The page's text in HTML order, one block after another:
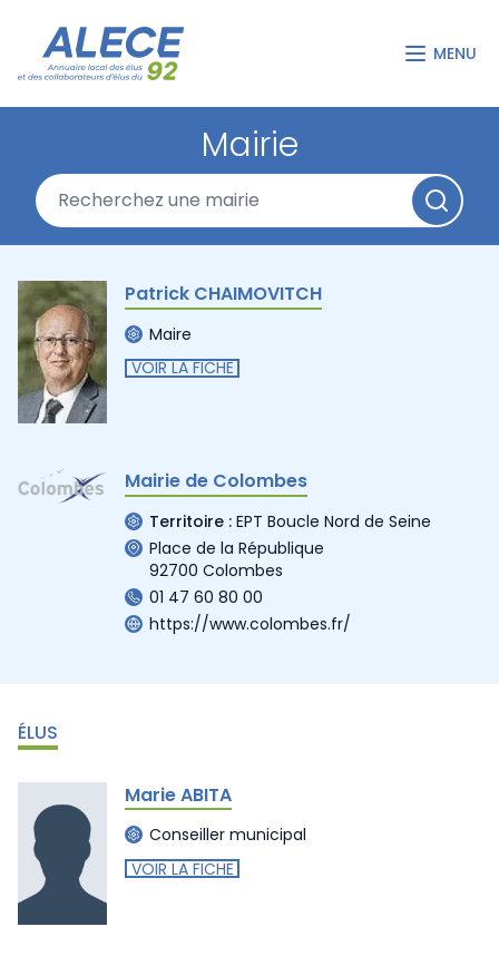
MENU
Mairie
Patrick CHAIMOVITCH
Maire
VOIR LA FICHE
Mairie de Colombes
Territoire : EPT Boucle Nord de Seine
Place de la République
92700 Colombes
01 47 60 80 00
https://www.colombes.fr/
ÉLUS
Marie ABITA
Conseiller municipal
VOIR LA FICHE